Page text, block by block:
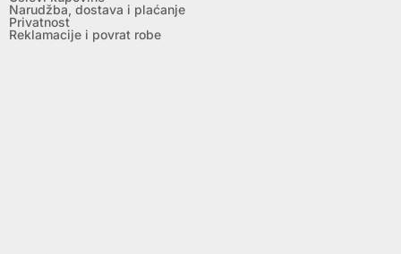
Narudžba, dostava i plaćanje
Privatnost
Reklamacije i povrat robe